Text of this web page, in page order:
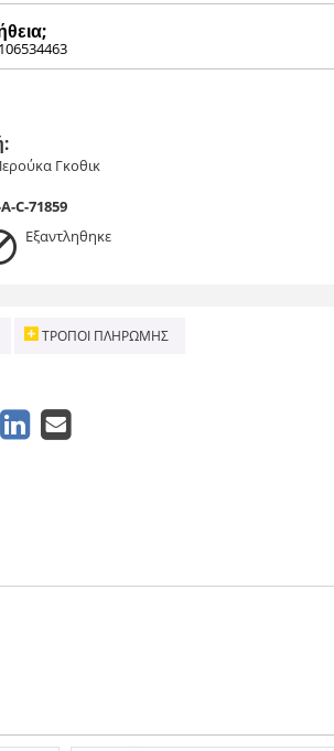
Γκοθικ
C-71859
Εξαντληθηκε
ΤΡΌΠΟΙ ΠΛΗΡΩΜΉΣ